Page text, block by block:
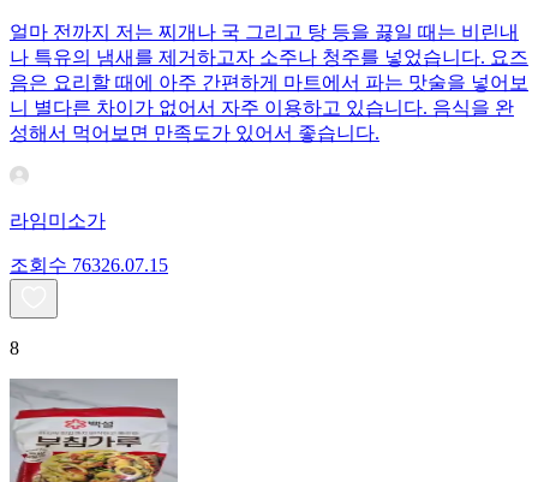
얼마 전까지 저는 찌개나 국 그리고 탕 등을 끓일 때는 비린내
나 특유의 냄새를 제거하고자 소주나 청주를 넣었습니다. 요즈
음은 요리할 때에 아주 간편하게 마트에서 파는 맛술을 넣어보
니 별다른 차이가 없어서 자주 이용하고 있습니다. 음식을 완
성해서 먹어보면 만족도가 있어서 좋습니다.
라임미소가
조회수 76326.07.15
8